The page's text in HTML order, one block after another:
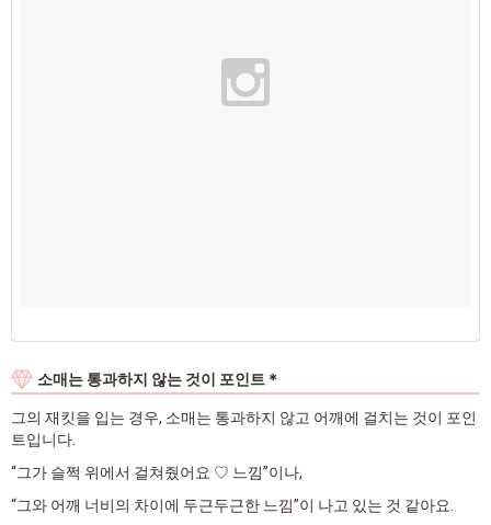
소매는 통과하지 않는 것이 포인트＊
그의 재킷을 입는 경우, 소매는 통과하지 않고 어깨에 걸치는 것이 포인
트입니다.
“그가 슬쩍 위에서 걸쳐줬어요 ♡ 느낌”이나,
“그와 어깨 너비의 차이에 두근두근한 느낌”이 나고 있는 것 같아요.